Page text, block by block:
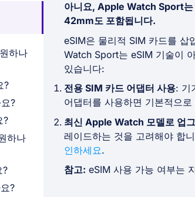
하나
?
?
?
하나
?
?
아니요, Apple Watch Sport
42mm도 포함됩니다.
eSIM은 물리적 SIM 카드를 삽
Watch Sport는 eSIM 기술이
있습니다:
전용 SIM 카드 어댑터 사용: 기
어댑터를 사용하면 기본적으
최신 Apple Watch 모델로 업
레이드하는 것을 고려해야 합
인하세요.
참고: eSIM 사용 가능 여부는